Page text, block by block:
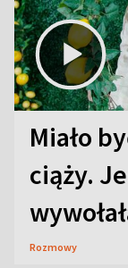
Miało
ciąży.
Rozmowy